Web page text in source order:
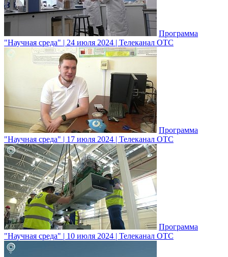
Программа
"Научная среда" | 24 июля 2024 | Телеканал ОТС
Программа
"Научная среда" | 17 июля 2024 | Телеканал ОТС
Программа
"Научная среда" | 10 июля 2024 | Телеканал ОТС